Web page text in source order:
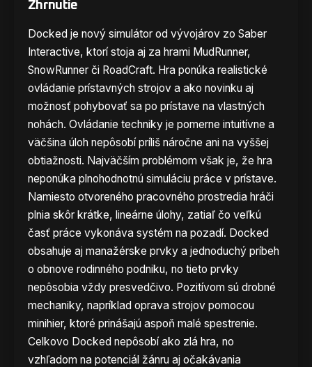
Zhrnutie
Docked je nový simulátor od vývojárov zo Saber
Interactive, ktorí stoja aj za hrami MudRunner,
SnowRunner či RoadCraft. Hra ponúka realistické
ovládanie prístavných strojov a ako novinku aj
možnosť pohybovať sa po prístave na vlastných
nohách. Ovládanie techniky je pomerne intuitívne a
väčšina úloh nepôsobí príliš náročne ani na vyššej
obtiažnosti. Najväčším problémom však je, že hra
neponúka plnohodnotnú simuláciu práce v prístave.
Namiesto otvoreného pracovného prostredia hráči
plnia skôr krátke, lineárne úlohy, zatiaľ čo veľkú
časť práce vykonáva systém na pozadí. Docked
obsahuje aj manažérske prvky a jednoduchý príbeh
o obnove rodinného podniku, no tieto prvky
nepôsobia vždy presvedčivo. Pozitívom sú drobné
mechaniky, napríklad oprava strojov pomocou
minihier, ktoré prinášajú aspoň malé spestrenie.
Celkovo Docked nepôsobí ako zlá hra, no
vzhľadom na potenciál žánru aj očakávania